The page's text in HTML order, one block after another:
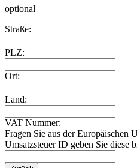
optional
Straße:
PLZ:
Ort:
Land:
VAT Nummer:
Fragen Sie aus der Europäischen
Umsatzsteuer ID geben Sie diese